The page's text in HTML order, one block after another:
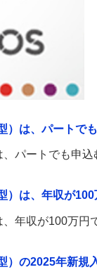
は、パートで
パートでも申込
）は、年収が
年収が100万円
）の2025年新規